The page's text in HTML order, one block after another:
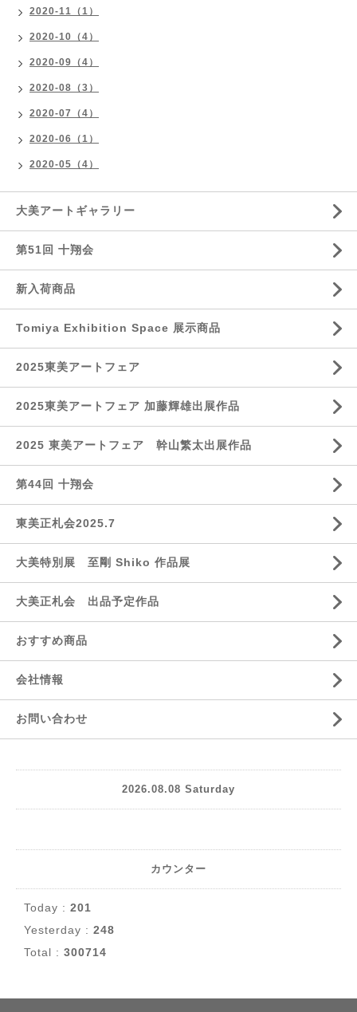
2020-11（1）
2020-10（4）
2020-09（4）
2020-08（3）
2020-07（4）
2020-06（1）
2020-05（4）
大美アートギャラリー
第51回 十翔会
新入荷商品
Tomiya Exhibition Space 展示商品
2025東美アートフェア
2025東美アートフェア 加藤輝雄出展作品
2025 東美アートフェア 幹山繁太出展作品
第44回 十翔会
東美正札会2025.7
大美特別展 至剛 Shiko 作品展
大美正札会 出品予定作品
おすすめ商品
会社情報
お問い合わせ
2026.08.08 Saturday
カウンター
Today : 201
Yesterday : 248
Total : 300714